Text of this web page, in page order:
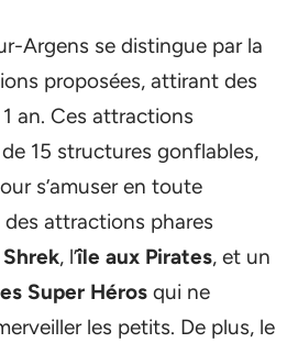
Argens se distingue par la
proposées, attirant des
an. Ces attractions
15 structures gonflables,
s’amuser en toute
attractions phares
Shrek, l’île aux Pirates, et un
Super Héros qui ne
les petits. De plus, le